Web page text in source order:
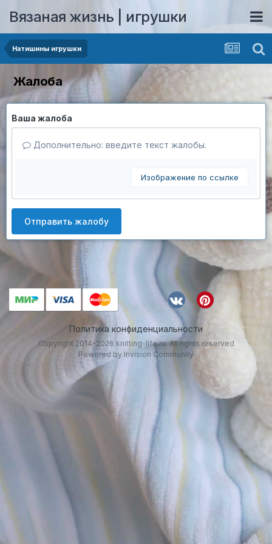
Вязаная жизнь | игрушки
Натишины игрушки
Жалоба
Ваша жалоба
Дополнительно: введите текст жалобы.
Изображение по ссылке
Отправить жалобу
Политика конфиденциальности
Copyright 2014-2026 knitting-life.ru. All rights reserved
Powered by Invision Community